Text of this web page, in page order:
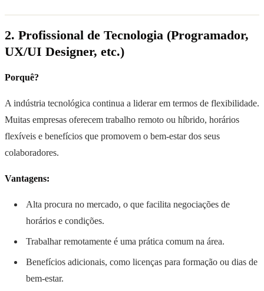
2. Profissional de Tecnologia (Programador,
UX/UI Designer, etc.)
Porquê?
A indústria tecnológica continua a liderar em termos de flexibilidade.
Muitas empresas oferecem trabalho remoto ou híbrido, horários
flexíveis e benefícios que promovem o bem-estar dos seus
colaboradores.
Vantagens:
Alta procura no mercado, o que facilita negociações de
horários e condições.
Trabalhar remotamente é uma prática comum na área.
Benefícios adicionais, como licenças para formação ou dias de
bem-estar.